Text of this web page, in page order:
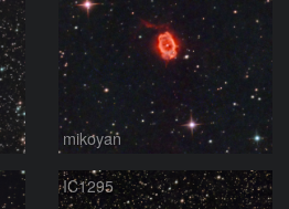
mikoyan
IC1295